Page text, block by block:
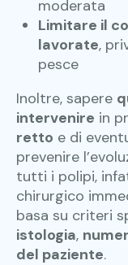
moderata
Limitare il
lavorate,
pesce
Inoltre, sapere
intervenire in
retto e di
prevenire
tutti i polipi,
chirurgico
basa su criteri
istologia,
del paziente.